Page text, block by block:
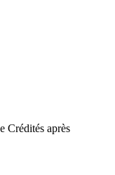
Crédités après